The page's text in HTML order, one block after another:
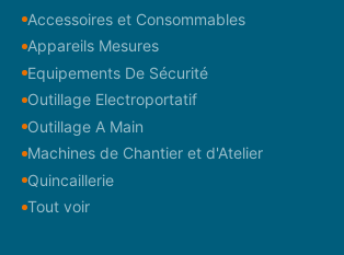
Accessoires et Consommables
Appareils Mesures
Equipements De Sécurité
Outillage Electroportatif
Outillage A Main
Machines de Chantier et d'Atelier
Quincaillerie
Tout voir